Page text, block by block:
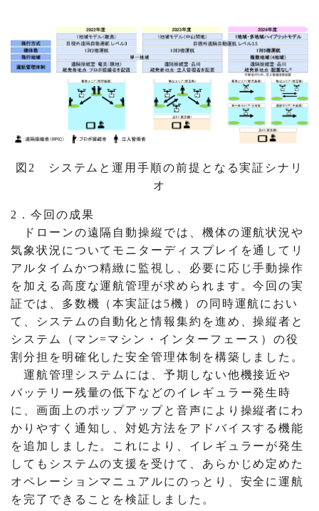
図2 システムと運用手順の前提となる実証シナリ
オ
2．今回の成果
ドローンの遠隔自動操縦では、機体の運航状況や
気象状況についてモニターディスプレイを通してリ
アルタイムかつ精緻に監視し、必要に応じ手動操作
を加える高度な運航管理が求められます。今回の実
証では、多数機（本実証は5機）の同時運航におい
て、システムの自動化と情報集約を進め、操縦者と
システム（マン=マシン・インターフェース）の役
割分担を明確化した安全管理体制を構築しました。
運航管理システムには、予期しない他機接近や
バッテリー残量の低下などのイレギュラー発生時
に、画面上のポップアップと音声により操縦者にわ
かりやすく通知し、対処方法をアドバイスする機能
を追加しました。これにより、イレギュラーが発生
してもシステムの支援を受けて、あらかじめ定めた
オペレーションマニュアルにのっとり、安全に運航
を完了できることを検証しました。